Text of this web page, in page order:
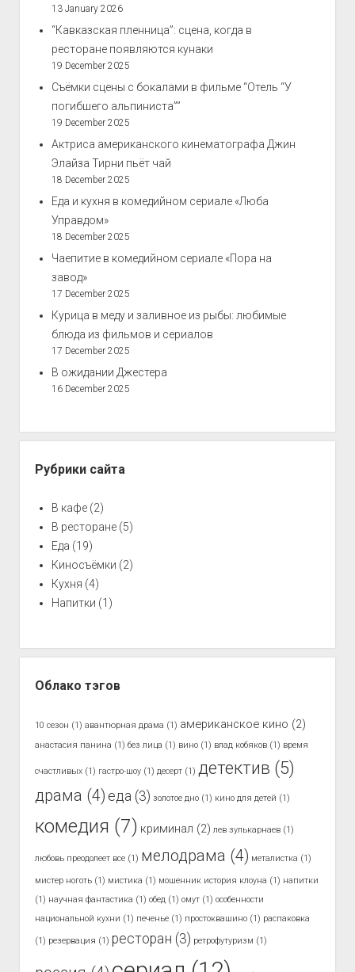
13 January 2026
“Кавказская пленница”: сцена, когда в
ресторане появляются кунаки
19 December 2025
Съёмки сцены с бокалами в фильме “Отель “У
погибшего альпиниста””
19 December 2025
Актриса американского кинематографа Джин
Элайза Тирни пьёт чай
18 December 2025
Еда и кухня в комедийном сериале «Люба
Управдом»
18 December 2025
Чаепитие в комедийном сериале «Пора на
завод»
17 December 2025
Курица в меду и заливное из рыбы: любимые
блюда из фильмов и сериалов
17 December 2025
В ожидании Джестера
16 December 2025
Рубрики сайта
В кафе(2)
В ресторане(5)
Еда (19)
Киносъёмки (2)
Кухня (4)
Напитки (1)
Облако тэгов
10 сезон (1) авантюрная драма (1) американское кино (2)
анастасия панина (1) без лица (1) вино(1) влад кобяков(1) время
счастливых(1) гастро-шоу(1) десерт(1) детектив (5)
драма (4) еда (3) золотое дно(1) кино для детей (1)
комедия (7) криминал (2) лев зулькарнаев(1)
любовь преодолеет все(1) мелодрама (4) металистка (1)
мистер ноготь(1) мистика (1) мошенник история клоуна (1) напитки
(1) научная фантастика (1) обед(1) омут(1) особенности
национальной кухни (1) печенье(1) простоквашино(1) распаковка
(1) резервация (1) ресторан (3) ретрофутуризм (1)